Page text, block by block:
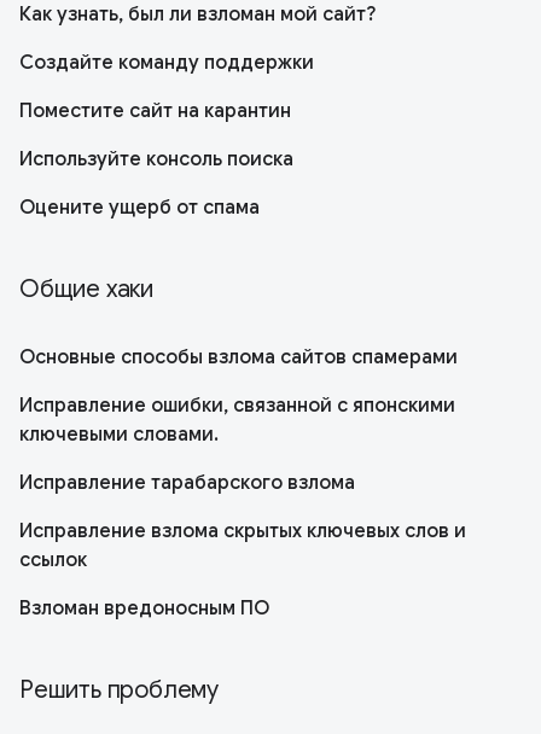
Как узнать, был ли взломан мой сайт?
Создайте команду поддержки
Поместите сайт на карантин
Используйте консоль поиска
Оцените ущерб от спама
Общие хаки
Основные способы взлома сайтов спамерами
Исправление ошибки, связанной с японскими
ключевыми словами.
Исправление тарабарского взлома
Исправление взлома скрытых ключевых слов и
ссылок
Взломан вредоносным ПО
Решить проблему